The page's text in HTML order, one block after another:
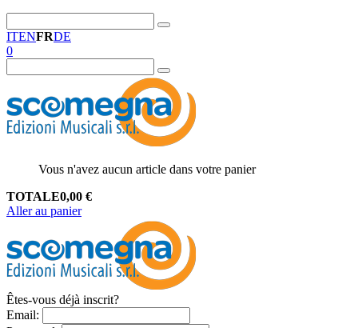
ITENFRDE
0
Vous n'avez aucun article dans votre panier
TOTALE0,00 €
Aller au panier
Êtes-vous déjà inscrit?
Email: